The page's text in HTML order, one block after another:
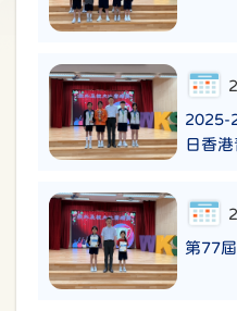
2025-
日香
第77